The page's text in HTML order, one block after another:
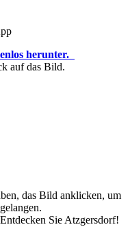
herunter.
auf das Bild.
das Bild anklicken, um
Sie Atzgersdorf!